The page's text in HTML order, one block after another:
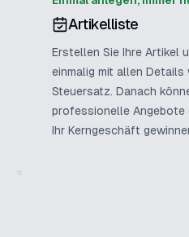
Artikelliste
Erstellen Sie Ihre Artikel
einmalig mit allen Details
Steuersatz. Danach
professionelle
Ihr Kerngeschäft